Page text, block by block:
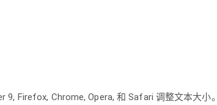
9, Firefox, Chrome, Opera, 和 Safari 调整文本大小。